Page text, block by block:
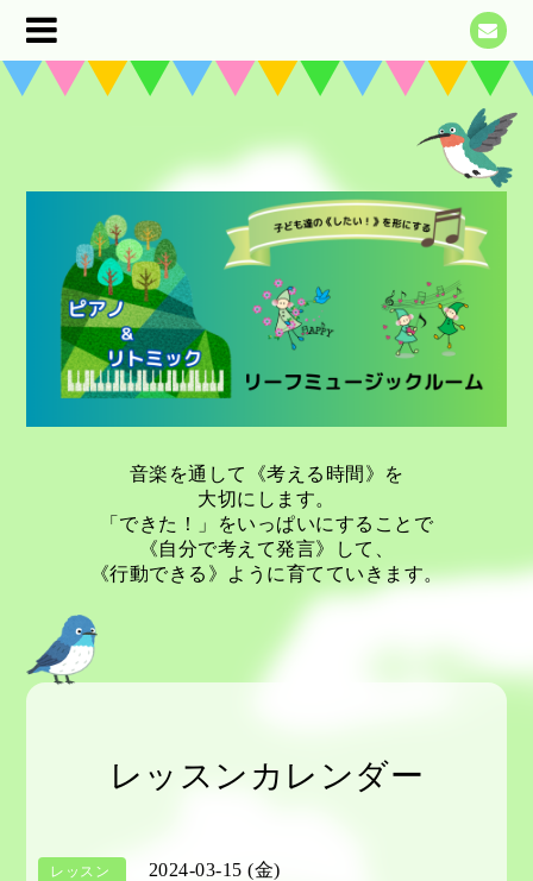
音楽を通して《考える時間》を
大切にします。
「できた！」をいっぱいにすることで
《自分で考えて発言》して、
《行動できる》ように育てていきます。
レッスンカレンダー
レッスン 2024-03-15 (金)